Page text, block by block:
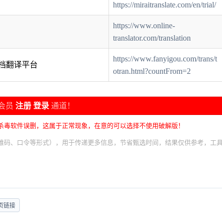
https://miraitranslate.com/en/trial/
https://www.online-
translator.com/translation
翻译平台
https://www.fanyigou.com/trans/t
otran.html?countFrom=2
员 注册 登录 通道！
软件误删，这属于正常现象，在意的可以选择不使用破解版！
、口令等形式），用于传递更多信息，节省甄选时间，结果仅供参考，工
链接